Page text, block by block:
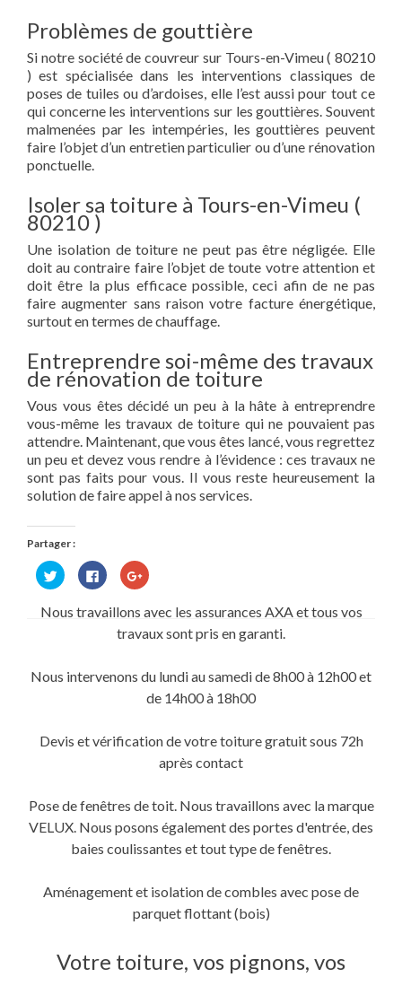
Problèmes de gouttière
Si notre société de couvreur sur Tours-en-Vimeu ( 80210
) est spécialisée dans les interventions classiques de
poses de tuiles ou d’ardoises, elle l’est aussi pour tout ce
qui concerne les interventions sur les gouttières. Souvent
malmenées par les intempéries, les gouttières peuvent
faire l’objet d’un entretien particulier ou d’une rénovation
ponctuelle.
Isoler sa toiture à Tours-en-Vimeu (
80210 )
Une isolation de toiture ne peut pas être négligée. Elle
doit au contraire faire l’objet de toute votre attention et
doit être la plus efficace possible, ceci afin de ne pas
faire augmenter sans raison votre facture énergétique,
surtout en termes de chauffage.
Entreprendre soi-même des travaux
de rénovation de toiture
Vous vous êtes décidé un peu à la hâte à entreprendre
vous-même les travaux de toiture qui ne pouvaient pas
attendre. Maintenant, que vous êtes lancé, vous regrettez
un peu et devez vous rendre à l’évidence : ces travaux ne
sont pas faits pour vous. Il vous reste heureusement la
solution de faire appel à nos services.
Partager :
Cliquez
pour
partager
Twitter(ouvre
Cliquez
pour
partager
sur
Facebook(ouvre
dans
une
Cliquez
pour
Google+
dans
fenêtre)
Nous travaillons avec les assurances AXA et tous vos
travaux sont pris en garanti.
Nous intervenons du lundi au samedi de 8h00 à 12h00 et
de 14h00 à 18h00
Devis et vérification de votre toiture gratuit sous 72h
après contact
Pose de fenêtres de toit. Nous travaillons avec la marque
VELUX. Nous posons également des portes d'entrée, des
baies coulissantes et tout type de fenêtres.
Aménagement et isolation de combles avec pose de
parquet flottant (bois)
Votre toiture, vos pignons, vos